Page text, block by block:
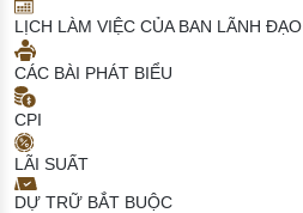
LỊCH LÀM VIỆC CỦA BAN LÃNH ĐẠO
CÁC BÀI PHÁT BIỂU
CPI
LÃI SUẤT
DỰ TRỮ BẮT BUỘC